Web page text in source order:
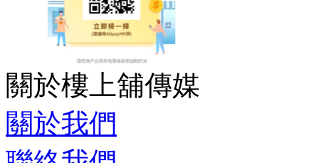
關於樓上舖傳媒
關於我們